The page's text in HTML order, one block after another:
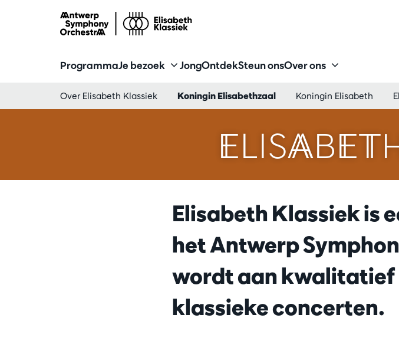
ProgrammaJe bezoek JongOntdekSteun onsOver ons
Over Elisabeth Klassiek Koningin Elisabethzaal Koningin Elisabeth
Elisabeth Klassiek is
het Antwerp
wordt aan kwalitatief
klassieke concerten.